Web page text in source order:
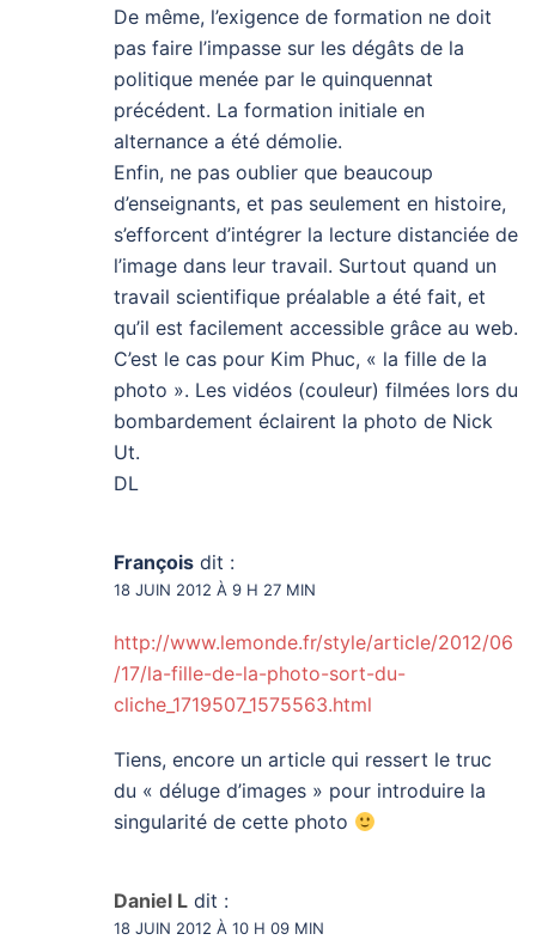
De même, l’exigence de formation ne doit
pas faire l’impasse sur les dégâts de la
politique menée par le quinquennat
précédent. La formation initiale en
alternance a été démolie.
Enfin, ne pas oublier que beaucoup
d’enseignants, et pas seulement en histoire,
s’efforcent d’intégrer la lecture distanciée de
l’image dans leur travail. Surtout quand un
travail scientifique préalable a été fait, et
qu’il est facilement accessible grâce au web.
C’est le cas pour Kim Phuc, « la fille de la
photo ». Les vidéos (couleur) filmées lors du
bombardement éclairent la photo de Nick
Ut.
DL
François dit :
18 JUIN 2012 À 9 H 27 MIN
http://www.lemonde.fr/style/article/2012/06
/17/la-fille-de-la-photo-sort-du-
cliche_1719507_1575563.html
Tiens, encore un article qui ressert le truc
du « déluge d’images » pour introduire la
singularité de cette photo
Daniel L dit :
18 JUIN 2012 À 10 H 09 MIN